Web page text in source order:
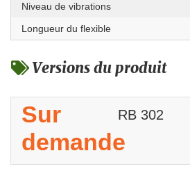
Niveau de vibrations
Longueur du flexible
Versions du produit
Sur
demande
RB 302